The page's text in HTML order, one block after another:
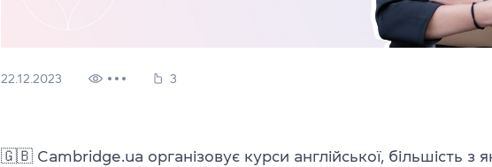
22.12.2023 3
🇬🇧 Cambridge.ua організовує курси англійської, більшість з